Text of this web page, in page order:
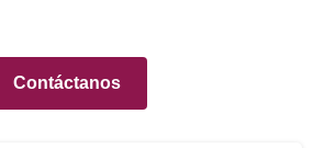
Contáctanos